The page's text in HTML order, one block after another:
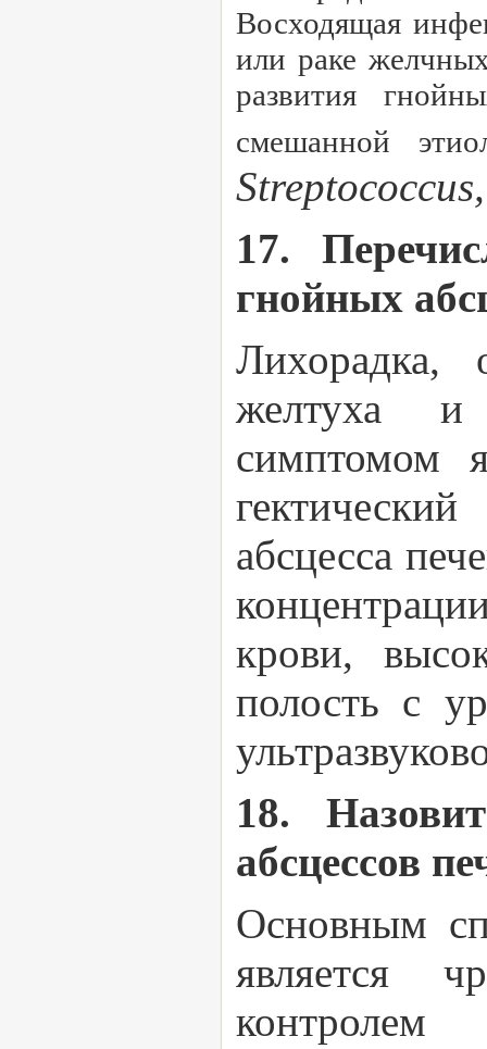
Восходящая
или раке
развития
смешанной
17.
гнойных
Лихорадка,
желтуха и
симптомом
абсцесса
крови,
полость с
18.
абсцессов
Основным
является
контролем